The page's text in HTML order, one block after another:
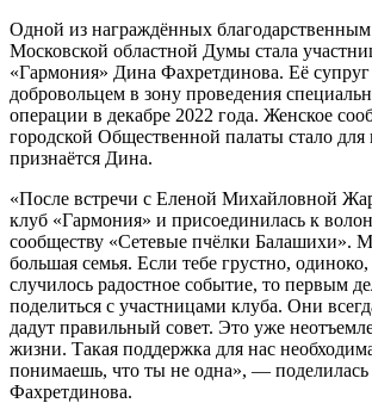
Одной из награждённых
Московской областной Думы стала
«Гармония» Дина Фахретдинова. Её супруг
добровольцем в зону проведения
операции в декабре 2022 года. Женское
городской Общественной палаты стало для
признаётся Дина.
«После встречи с Еленой Михайловной
клуб «Гармония» и присоединилась к
сообществу «Сетевые пчёлки Балашихи».
большая семья. Если тебе грустно,
случилось радостное событие, то первым
поделиться с участницами клуба. Они
дадут правильный совет. Это уже
жизни. Такая поддержка для нас
понимаешь, что ты не одна», —
Фахретдинова.